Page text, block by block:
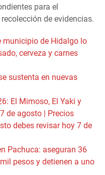
para el
de evidencias.
municipio de Hidalgo lo
cerveza y carnes
sustenta en nuevas
El Mimoso, El Yaki y
de agosto | Precios
debes revisar hoy 7 de
Pachuca: aseguran 36
pesos y detienen a uno